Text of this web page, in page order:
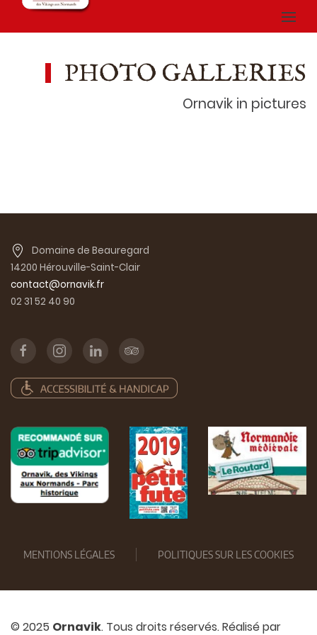
PHOTO GALLERIES
Ornavik in pictures
Domaine de Beauregard
14200 Hérouville-Saint-Clair
contact@ornavik.fr
02 31 52 40 90
MENTIONS LÉGALES POLITIQUES SUR LES COOKIES
© 2025 Ornavik. Tous droits réservés. Réalisé par